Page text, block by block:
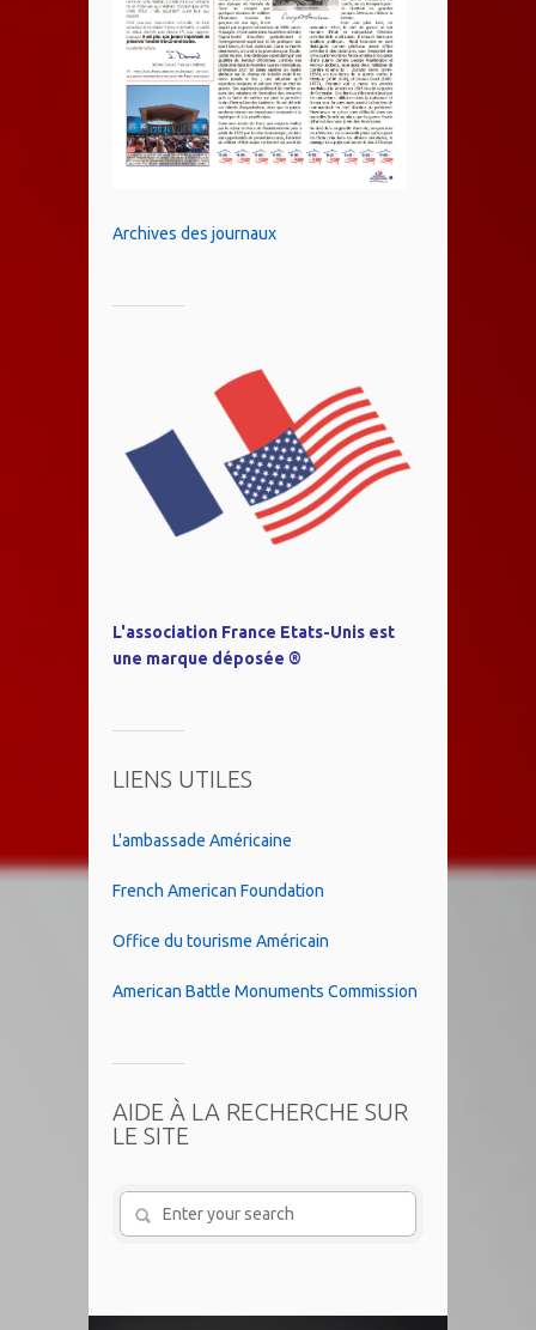
Archives des journaux
L'association France Etats-Unis est
une marque déposée ®
LIENS UTILES
L'ambassade Américaine
French American Foundation
Office du tourisme Américain
American Battle Monuments Commission
AIDE À LA RECHERCHE SUR
LE SITE